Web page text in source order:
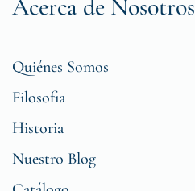
Acerca de Nosotros
Quiénes Somos
Filosofia
Historia
Nuestro Blog